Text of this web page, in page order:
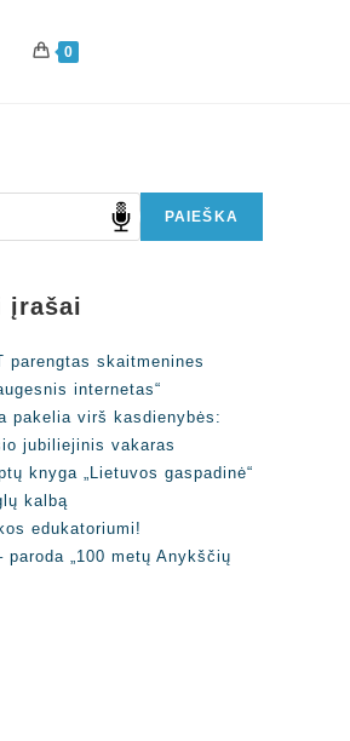
0
PAIEŠKA
įrašai
parengtas skaitmenines
internetas“
pakelia virš kasdienybės:
jubiliejinis vakaras
knyga „Lietuvos gaspadinė“
kalbą
edukatoriumi!
paroda „100 metų Anykščių